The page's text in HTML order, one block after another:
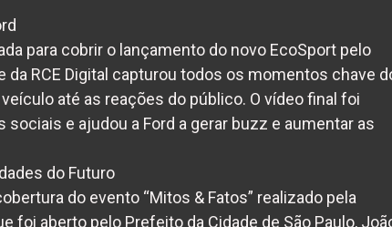
para cobrir o lançamento do novo EcoSport pelo
da RCE Digital capturou todos os momentos chave
até as reações do público. O vídeo final foi
e ajudou a Ford a gerar buzz e aumentar as
do Futuro
do evento “Mitos & Fatos” realizado pela
foi aberto pelo Prefeito da Cidade de São Paulo,